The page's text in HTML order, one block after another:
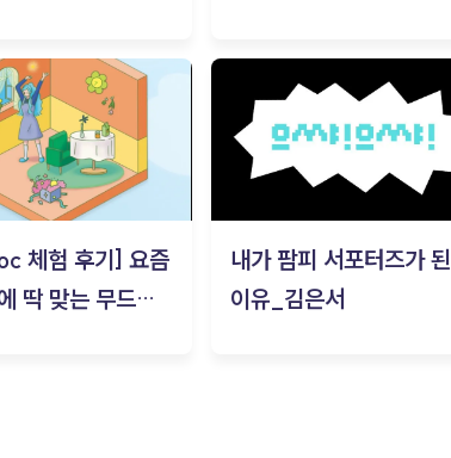
체험 후기] 요즘
딱 맞는 무드룸
내가 팜피 서포터즈가 된
이유_김은서